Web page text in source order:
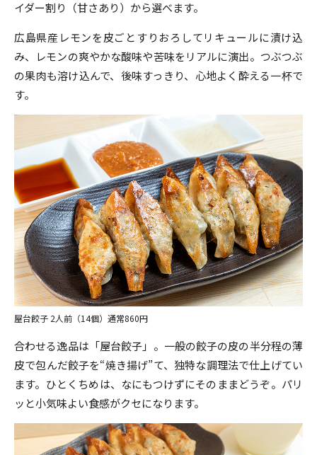
イダー割り（甘さあり）から選べます。
広島県産レモンを皮ごとすりおろしてリキュールに漬け込
み、レモンの爽やかな酸味や苦味をリアルに演出。つぶつぶ
の果肉も溶け込んで、後味すっきり、心地よく酔える一杯で
す。
屋台餃子 2人前（14個）通常860円
合わせる逸品は「屋台餃子」。一般の餃子の皮の半分程の薄
皮で包んだ餃子を“焼き揚げ”て、独特な調理法で仕上げてい
ます。ひとくちめは、なにもつけずにそのままどうぞ。パリ
ッと小気味よい食感がクセになります。